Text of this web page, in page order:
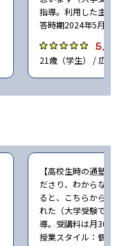
指導。利用した主
答時期2024年5月）
5.0
21歳（学生） / 広島
【高校生時の通塾
ださり、わからな
ると、こちらから
れた（大学受験で
導。受講料は月
授業スタイル：個